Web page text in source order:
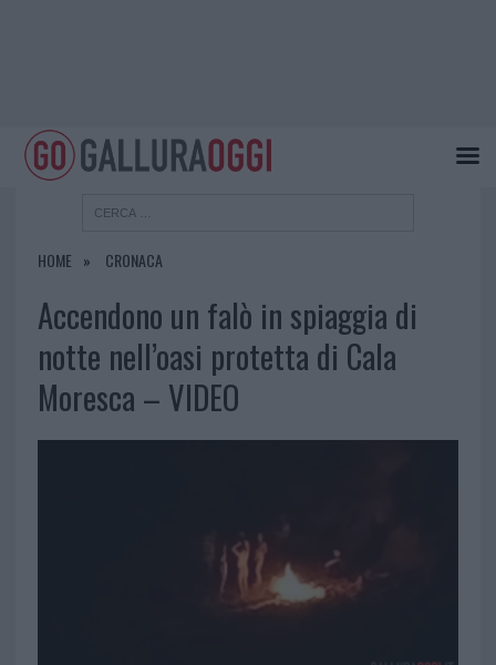
HOME CRONACA
Accendono un falò in spiaggia di
notte nell’oasi protetta di Cala
Moresca – VIDEO